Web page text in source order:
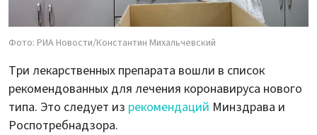
Фото: РИА Новости/Константин Михальчевский
Три лекарственных препарата вошли в список
рекомендованных для лечения коронавируса нового
типа. Это следует из рекомендаций Минздрава и
Роспотребнадзора.